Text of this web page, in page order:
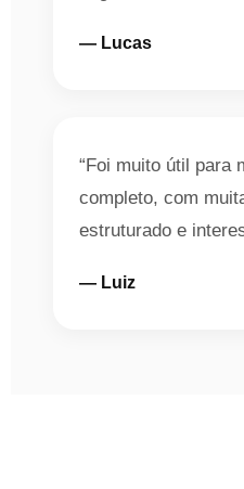
— Lucas
“Foi muito útil para
completo, com
estruturado e
— Luiz